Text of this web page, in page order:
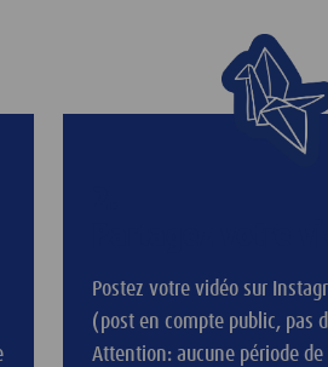
Postez votre vidéo sur
(post en compte public, pas
Attention: aucune période